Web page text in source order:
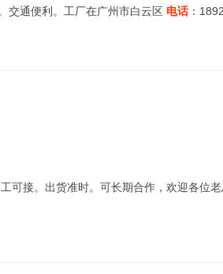
交通便利。工厂在广州市白云区 电话：
可接。出货准时。可长期合作，欢迎各位老